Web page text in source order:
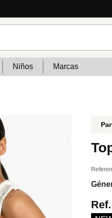
Niños Marcas